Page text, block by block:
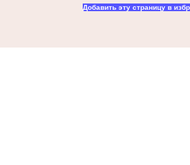
Добавить эту страницу в